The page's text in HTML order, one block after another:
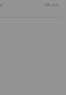
IVA incl.